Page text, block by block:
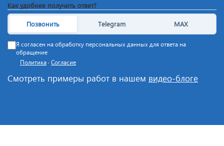
Как удобнее получить ответ?
Позвонить Telegram MAX
Я согласен на обработку персональных данных для ответа на
обращение
Политика · Согласие
Смотреть примеры работ в нашем видео-блоге